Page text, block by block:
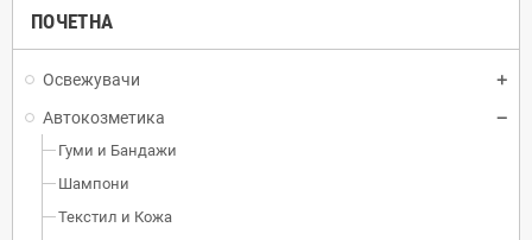
ПОЧЕТНА
Освежувачи
Автокозметика
Гуми и Бандажи
Шампони
Текстил и Кожа